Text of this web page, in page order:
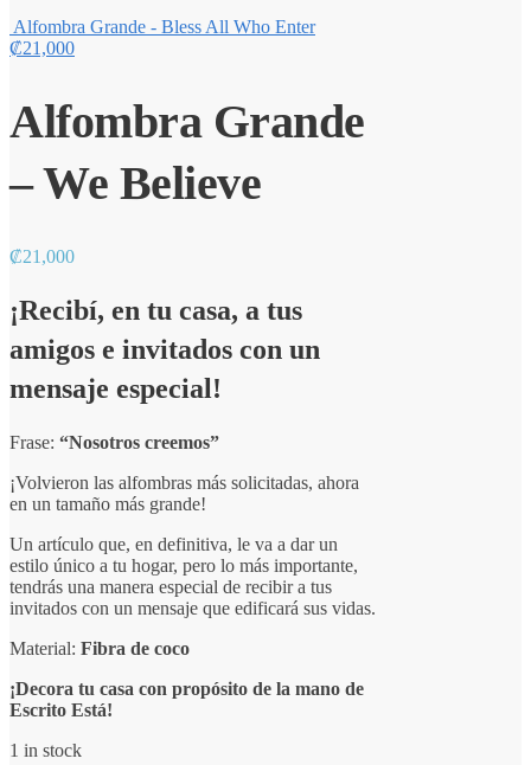
Alfombra Grande - Bless All Who Enter
₡21,000
Alfombra Grande
– We Believe
₡21,000
¡Recibí, en tu casa, a tus
amigos e invitados con un
mensaje especial!
Frase: “Nosotros creemos”
¡Volvieron las alfombras más solicitadas, ahora
en un tamaño más grande!
Un artículo que, en definitiva, le va a dar un
estilo único a tu hogar, pero lo más importante,
tendrás una manera especial de recibir a tus
invitados con un mensaje que edificará sus vidas.
Material: Fibra de coco
¡Decora tu casa con propósito de la mano de
Escrito Está!
1 in stock